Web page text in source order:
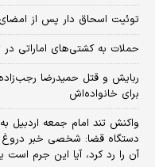
توئیت اسحاق دار پس از
حملات به کشتی‌های اماراتی در
ربایش و قتل حمیدرضا
برای خانواده‌اش
واکنش تند امام جمعه اردبیل
دستگاه قضا: شخصی خبر دروغ
آن را رد کرد، آیا این جرم است